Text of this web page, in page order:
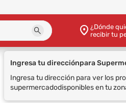
¿Dónde
recibir tu